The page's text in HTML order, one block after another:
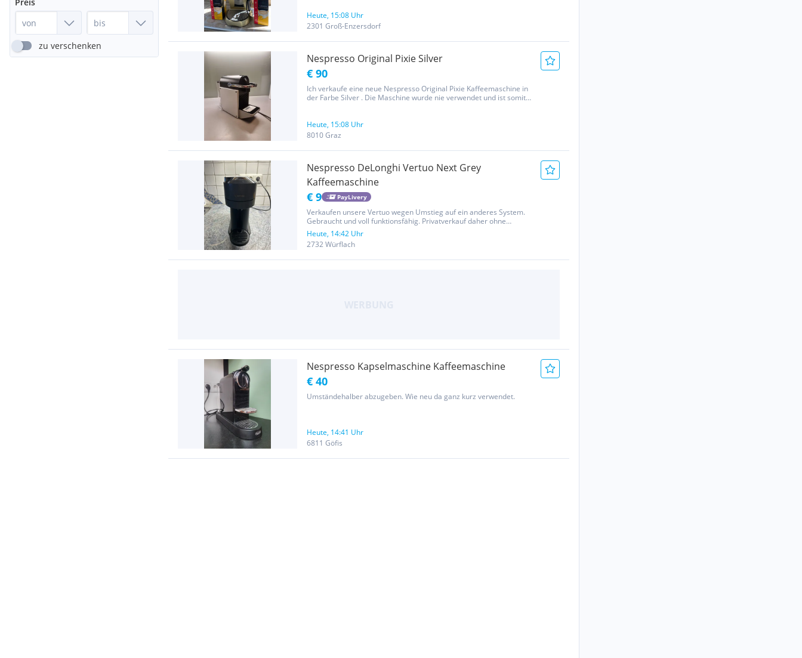
zu verschenken
Heute, 15:08 Uhr
2301 Groß-Enzersdorf
Nespresso Original Pixie Silver
€ 90
Ich verkaufe eine neue Nespresso Original Pixie Kaffeemaschine in
der Farbe Silver . Die Maschine wurde nie verwendet und ist somit
Heute, 15:08 Uhr
8010 Graz
Nespresso DeLonghi Vertuo Next Grey
Kaffeemaschine
€ 9 PayLivery
Verkaufen unsere Vertuo wegen Umstieg auf ein anderes System.
Gebraucht und voll funktionsfähig. Privatverkauf daher ohne
Gewährleistung und Rücknahme.
Heute, 14:42 Uhr
2732 Würflach
Nespresso Kapselmaschine Kaffeemaschine
€ 40
Umständehalber abzugeben. Wie neu da ganz kurz verwendet.
Heute, 14:41 Uhr
6811 Göfis